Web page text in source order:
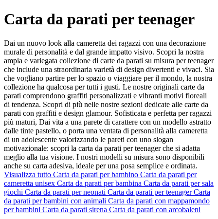
Carta da parati per teenager
Dai un nuovo look alla cameretta dei ragazzi con una decorazione
murale di personalità e dal grande impatto visivo. Scopri la nostra
ampia e variegata collezione di carte da parati su misura per teenager
che include una straordinaria varietà di design divertenti e vivaci. Sia
che vogliano partire per lo spazio o viaggiare per il mondo, la nostra
collezione ha qualcosa per tutti i gusti. Le nostre originali carte da
parati comprendono graffiti personalizzati e vibranti motivi floreali
di tendenza. Scopri di più nelle nostre sezioni dedicate alle carte da
parati con graffiti e design glamour. Sofisticata e perfetta per ragazzi
più maturi, Dai vita a una parete di carattere con un modello astratto
dalle tinte pastello, o porta una ventata di personalità alla cameretta
di un adolescente valorizzando le pareti con uno slogan
motivazionale: scopri la carta da parati per teenager che si adatta
meglio alla tua visione. I nostri modelli su misura sono disponibili
anche su carta adesiva, ideale per una posa semplice e ordinata.
Visualizza tutto Carta da parati per bambino Carta da parati per
cameretta unisex Carta da parati per bambina Carta da parati per sala
giochi Carta da parati per neonati Carta da parati per teenagerCarta
da parati per bambini con animali Carta da parati con mappamondo
per bambini Carta da parati sirena Carta da parati con arcobaleni